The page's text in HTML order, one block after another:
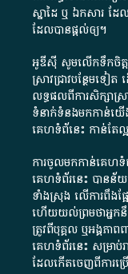
ស្នាដៃ​ ឬ​ ឯកសារ​ ដ
ដែល​បាន​ផ្តល់​ឲ្យ​។
អូឌីស៊ី សូមលើកទឹកចិត្តឱ្
ស្រាវជ្រាវបន្ថែមទៀ
លទ្ធផលពីការសិក្សាស្រ
ទំនាក់ទំនងមកកាន់យើ
គេហទំព័នេះ កាន់តែល្
ការចូលមកកាន់គេហទំ
គេហទំព័រនេះ បានន័
ទាំងស្រុង លើការពឹងផ្
ហើយយល់ព្រមថាអ្នកនឹ
ត្រូវពីបុគ្គល ឬអង្គភាព
គេហទំព័រនេះ សម្រាប់
ដែលកើតចេញពីការប្